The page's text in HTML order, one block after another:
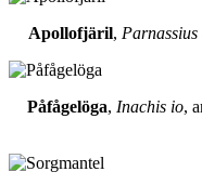
Apollofjäril,
Påfågelöga, Inachis io,